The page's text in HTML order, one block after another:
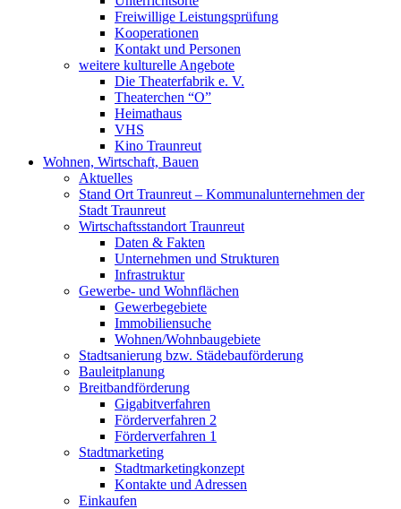
Freiwillige Leistungsprüfung
Kooperationen
Kontakt und Personen
weitere kulturelle Angebote
Die Theaterfabrik e. V.
Theaterchen “O”
Heimathaus
VHS
Kino Traunreut
Wohnen, Wirtschaft, Bauen
Aktuelles
Stand Ort Traunreut – Kommunalunternehmen der
Stadt Traunreut
Wirtschaftsstandort Traunreut
Daten & Fakten
Unternehmen und Strukturen
Infrastruktur
Gewerbe- und Wohnflächen
Gewerbegebiete
Immobiliensuche
Wohnen/Wohnbaugebiete
Stadtsanierung bzw. Städebauförderung
Bauleitplanung
Breitbandförderung
Gigabitverfahren
Förderverfahren 2
Förderverfahren 1
Stadtmarketing
Stadtmarketingkonzept
Kontakte und Adressen
Einkaufen